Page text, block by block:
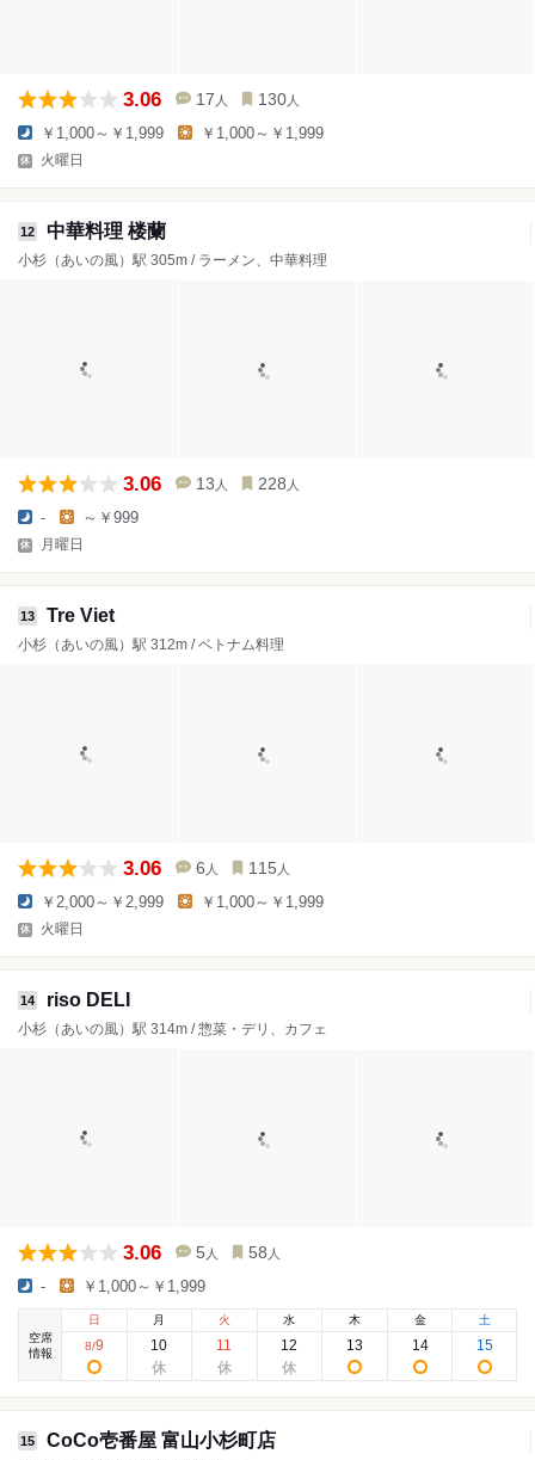
3.06 17 人 130 人
￥1,000～￥1,999 ￥1,000～￥1,999
火曜日
12 中華料理 楼蘭
小杉（あいの風）駅 305m / ラーメン、中華料理
3.06 13 人 228 人
- ～￥999
月曜日
13 Tre Viet
小杉（あいの風）駅 312m / ベトナム料理
3.06 6 人 115 人
￥2,000～￥2,999 ￥1,000～￥1,999
火曜日
14 riso DELI
小杉（あいの風）駅 314m / 惣菜・デリ、カフェ
3.06 5 人 58 人
- ￥1,000～￥1,999
空席
情報
日
8/9
月
10
火
11
水
12
木
13
金
14
土
15
15 CoCo壱番屋 富山小杉町店